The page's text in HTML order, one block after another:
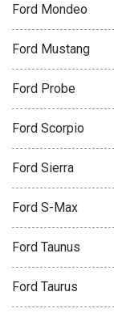
Ford Mondeo
Ford Mustang
Ford Probe
Ford Scorpio
Ford Sierra
Ford S-Max
Ford Taunus
Ford Taurus